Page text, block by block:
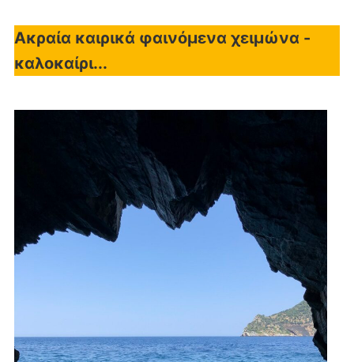
Ακραία καιρικά φαινόμενα χειμώνα -
καλοκαίρι...